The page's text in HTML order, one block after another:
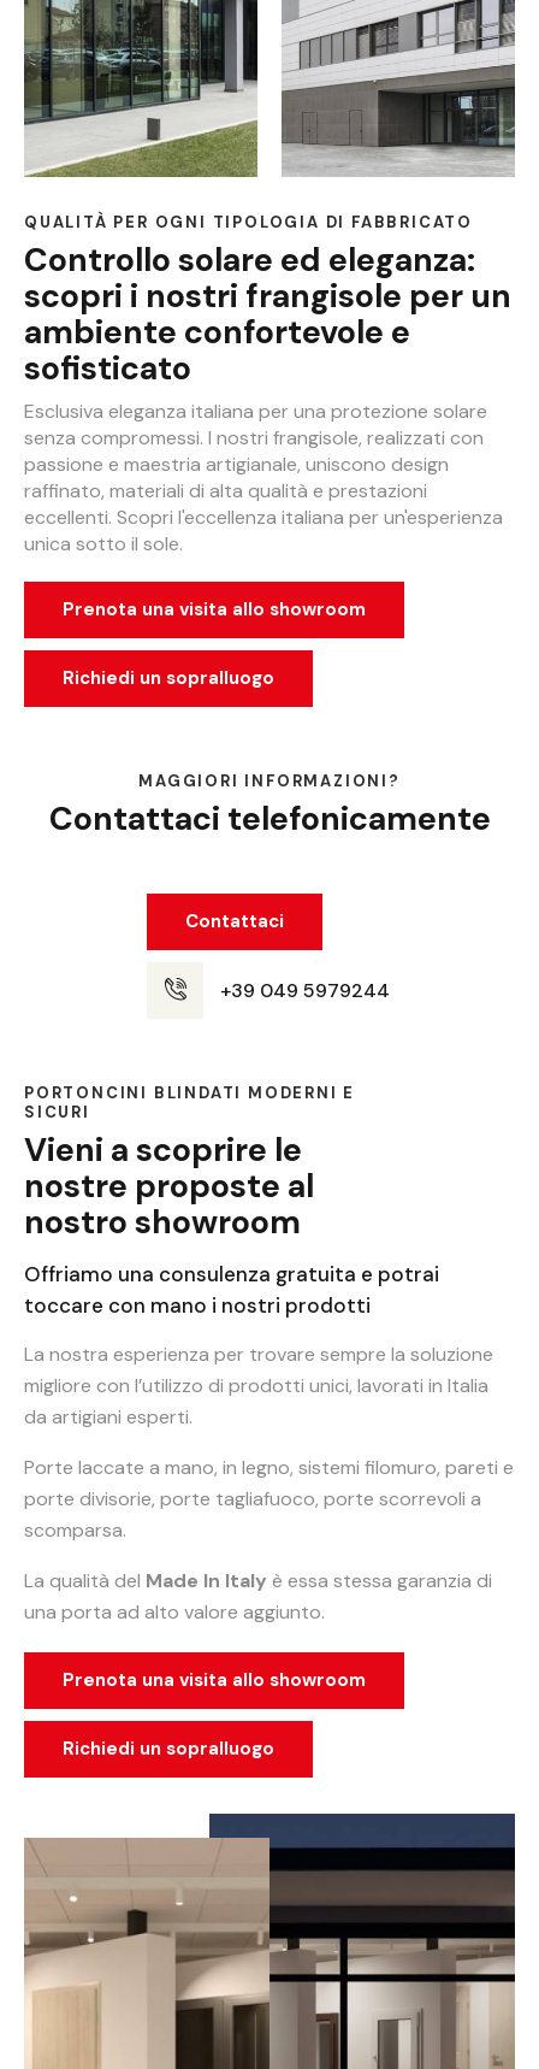
QUALITÀ PER OGNI TIPOLOGIA DI FABBRICATO
Controllo solare ed eleganza:
scopri i nostri frangisole per un
ambiente confortevole e
sofisticato
Esclusiva eleganza italiana per una protezione solare
senza compromessi. I nostri frangisole, realizzati con
passione e maestria artigianale, uniscono design
raffinato, materiali di alta qualità e prestazioni
eccellenti. Scopri l'eccellenza italiana per un'esperienza
unica sotto il sole.
Prenota una visita allo showroom
Richiedi un sopralluogo
MAGGIORI INFORMAZIONI?
Contattaci telefonicamente
Contattaci
+39 049 5979244
PORTONCINI BLINDATI MODERNI E
SICURI
Vieni a scoprire le
nostre proposte al
nostro showroom
Offriamo una consulenza gratuita e potrai
toccare con mano i nostri prodotti
La nostra esperienza per trovare sempre la soluzione
migliore con l’utilizzo di prodotti unici, lavorati in Italia
da artigiani esperti.
Porte laccate a mano, in legno, sistemi filomuro, pareti e
porte divisorie, porte tagliafuoco, porte scorrevoli a
scomparsa.
La qualità del Made In Italy è essa stessa garanzia di
una porta ad alto valore aggiunto.
Prenota una visita allo showroom
Richiedi un sopralluogo